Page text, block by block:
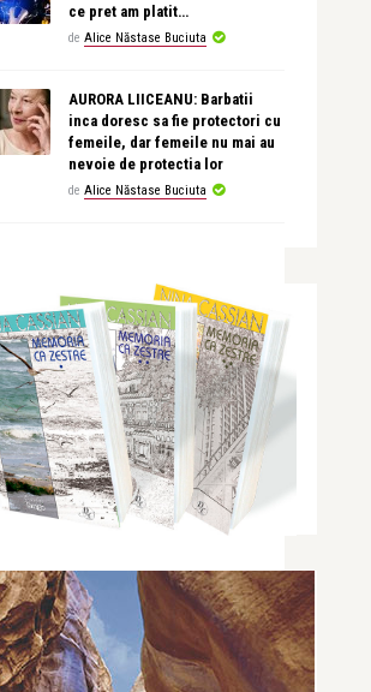
ce pret am platit…
de Alice Năstase Buciuta
AURORA LIICEANU: Barbatii
inca doresc sa fie protectori cu
femeile, dar femeile nu mai au
nevoie de protectia lor
de Alice Năstase Buciuta